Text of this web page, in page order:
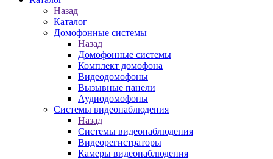
Назад
Каталог
Домофонные системы
Назад
Домофонные системы
Комплект домофона
Видеодомофоны
Вызывные панели
Аудиодомофоны
Системы видеонаблюдения
Назад
Системы видеонаблюдения
Видеорегистраторы
Камеры видеонаблюдения